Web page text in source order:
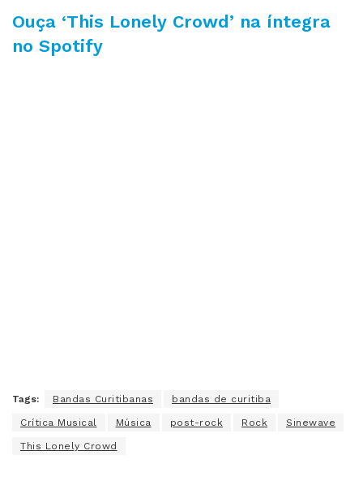
Ouça ‘This Lonely Crowd’ na íntegra
no Spotify
Tags: Bandas Curitibanas bandas de curitiba
Crítica Musical Música post-rock Rock Sinewave
This Lonely Crowd